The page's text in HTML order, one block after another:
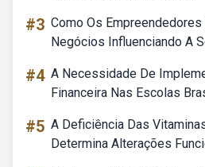
#3 Como Os
Negócios Influenciando A
#4 A Necessidade De
Financeira Nas Escolas
#5 A Deficiência Das
Determina Alterações